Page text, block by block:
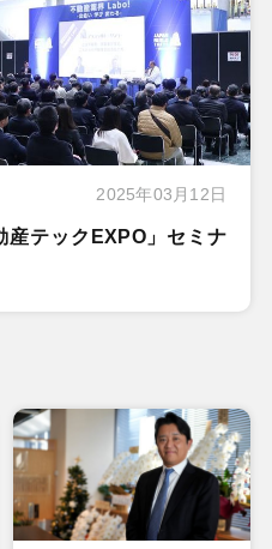
2025年03月12日
産テックEXPO」セミナ